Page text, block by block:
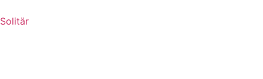
Solitär